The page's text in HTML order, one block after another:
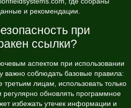
и рекомендации.
при
ссылки?
аспектом при использовании
важно соблюдать базовые правила:
лицам, использовать только
регулярно обновлять программное
избежать утечек информации и